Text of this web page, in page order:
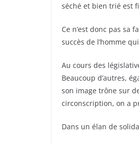
séché et bien trié est
Ce n’est donc pas sa
succès de l’homme
Au cours des
Beaucoup d’autres,
son image trône sur
circonscription, on a
Dans un élan de